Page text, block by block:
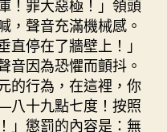
！罪大惡極！」領頭
，聲音充滿機械感。
直停在了牆壁上！」
音因為恐懼而顫抖。
的行為，在這裡，你
十九點七度！按照
」懲罰的內容是：無